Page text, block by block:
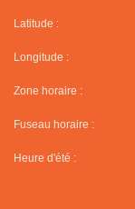
Latitude :
Longitude :
Zone horaire :
Fuseau horaire :
Heure d'été :